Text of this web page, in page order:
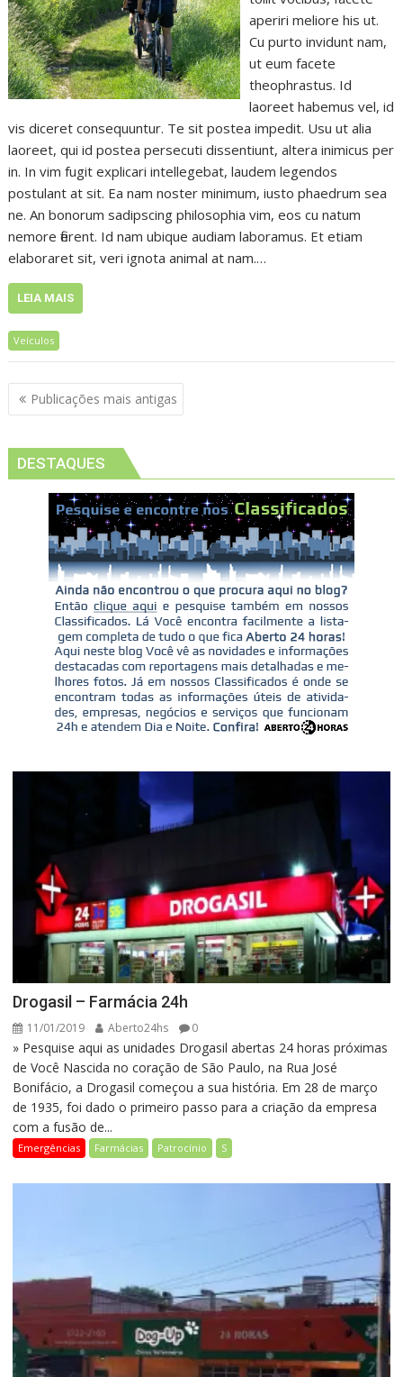
aperiri meliore his ut.
Cu purto invidunt nam,
ut eum facete
theophrastus. Id
laoreet habemus vel, id
vis diceret consequuntur. Te sit postea impedit. Usu ut alia
laoreet, qui id postea persecuti dissentiunt, altera inimicus per
in. In vim fugit explicari intellegebat, laudem legendos
postulant at sit. Ea nam noster minimum, iusto phaedrum sea
ne. An bonorum sadipscing philosophia vim, eos cu natum
nemore fierent. Id nam ubique audiam laboramus. Et etiam
elaboraret sit, veri ignota animal at nam.…
LEIA MAIS
Veículos
Navegação
por
Publicações mais antigas
DESTAQUES
Drogasil – Farmácia 24h
11/01/2019 Aberto24hs 0
» Pesquise aqui as unidades Drogasil abertas 24 horas próximas
de Você Nascida no coração de São Paulo, na Rua José
Bonifácio, a Drogasil começou a sua história. Em 28 de março
de 1935, foi dado o primeiro passo para a criação da empresa
com a fusão de...
Emergências Farmácias Patrocínio S